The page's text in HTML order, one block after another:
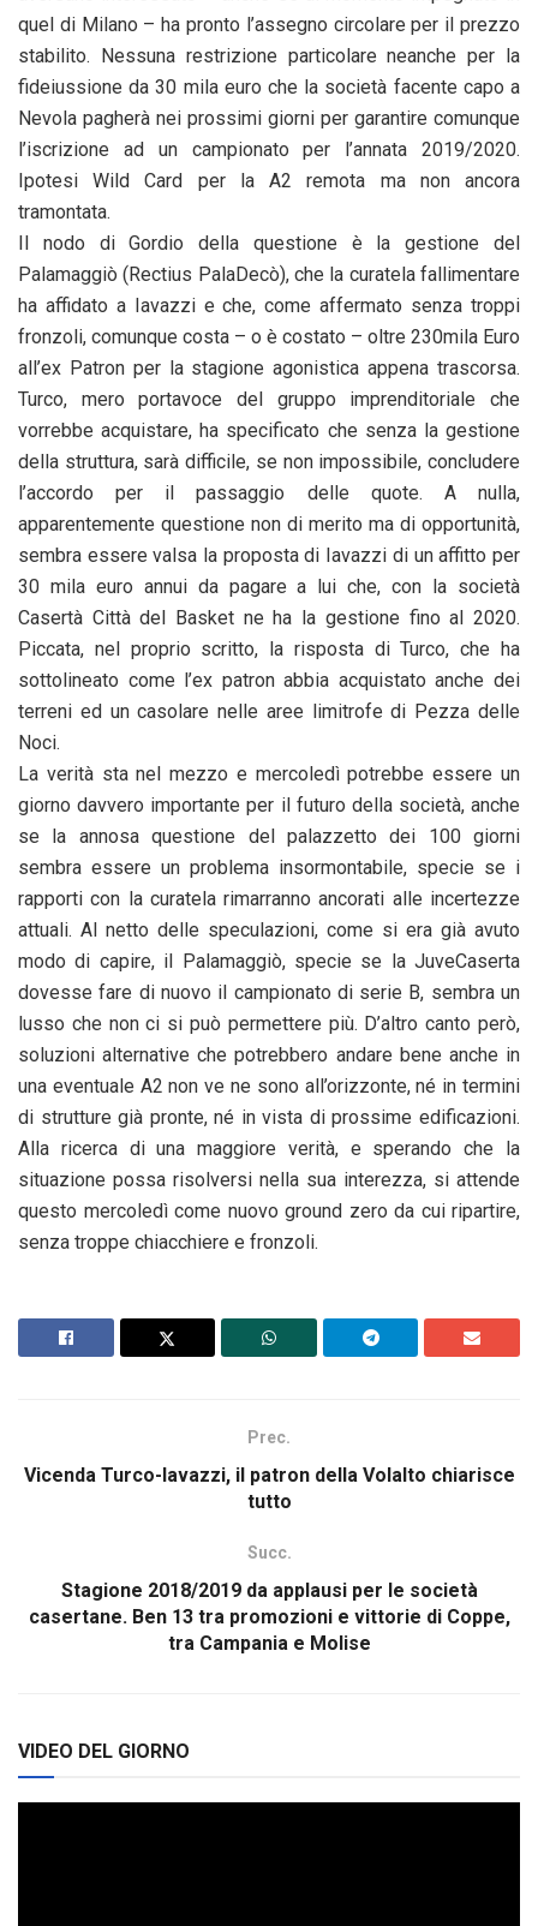
quel di Milano – ha pronto l’assegno circolare per il prezzo
stabilito. Nessuna restrizione particolare neanche per la
fideiussione da 30 mila euro che la società facente capo a
Nevola pagherà nei prossimi giorni per garantire comunque
l’iscrizione ad un campionato per l’annata 2019/2020.
Ipotesi Wild Card per la A2 remota ma non ancora
tramontata.
Il nodo di Gordio della questione è la gestione del
Palamaggiò (Rectius PalaDecò), che la curatela fallimentare
ha affidato a Iavazzi e che, come affermato senza troppi
fronzoli, comunque costa – o è costato – oltre 230mila Euro
all’ex Patron per la stagione agonistica appena trascorsa.
Turco, mero portavoce del gruppo imprenditoriale che
vorrebbe acquistare, ha specificato che senza la gestione
della struttura, sarà difficile, se non impossibile, concludere
l’accordo per il passaggio delle quote. A nulla,
apparentemente questione non di merito ma di opportunità,
sembra essere valsa la proposta di Iavazzi di un affitto per
30 mila euro annui da pagare a lui che, con la società
Casertà Città del Basket ne ha la gestione fino al 2020.
Piccata, nel proprio scritto, la risposta di Turco, che ha
sottolineato come l’ex patron abbia acquistato anche dei
terreni ed un casolare nelle aree limitrofe di Pezza delle
Noci.
La verità sta nel mezzo e mercoledì potrebbe essere un
giorno davvero importante per il futuro della società, anche
se la annosa questione del palazzetto dei 100 giorni
sembra essere un problema insormontabile, specie se i
rapporti con la curatela rimarranno ancorati alle incertezze
attuali. Al netto delle speculazioni, come si era già avuto
modo di capire, il Palamaggiò, specie se la JuveCaserta
dovesse fare di nuovo il campionato di serie B, sembra un
lusso che non ci si può permettere più. D’altro canto però,
soluzioni alternative che potrebbero andare bene anche in
una eventuale A2 non ve ne sono all’orizzonte, né in termini
di strutture già pronte, né in vista di prossime edificazioni.
Alla ricerca di una maggiore verità, e sperando che la
situazione possa risolversi nella sua interezza, si attende
questo mercoledì come nuovo ground zero da cui ripartire,
senza troppe chiacchiere e fronzoli.
Prec.
Vicenda Turco-Iavazzi, il patron della Volalto chiarisce
tutto
Succ.
Stagione 2018/2019 da applausi per le società
casertane. Ben 13 tra promozioni e vittorie di Coppe,
tra Campania e Molise
VIDEO DEL GIORNO